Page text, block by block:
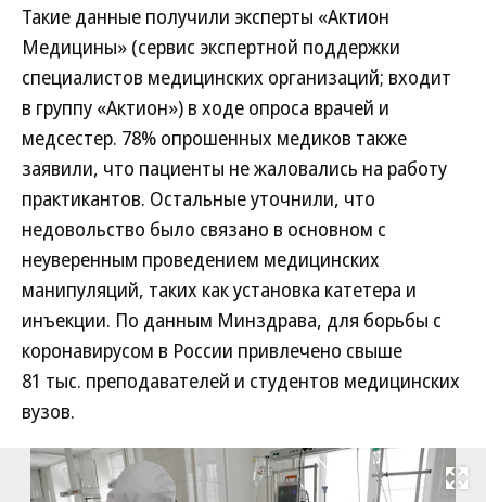
Такие данные получили эксперты «Актион
Медицины» (сервис экспертной поддержки
специалистов медицинских организаций; входит
в группу «Актион») в ходе опроса врачей и
медсестер. 78% опрошенных медиков также
заявили, что пациенты не жаловались на работу
практикантов. Остальные уточнили, что
недовольство было связано в основном с
неуверенным проведением медицинских
манипуляций, таких как установка катетера и
инъекции. По данным Минздрава, для борьбы с
коронавирусом в России привлечено свыше
81 тыс. преподавателей и студентов медицинских
вузов.
Развернуть